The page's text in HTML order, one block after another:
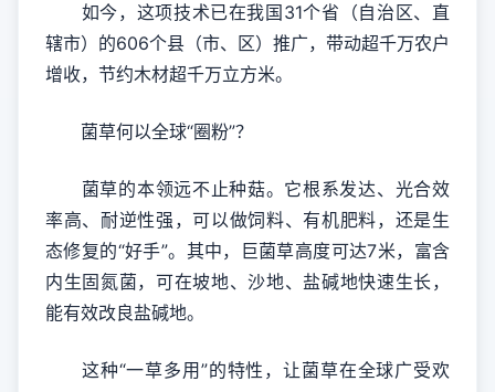
如今，这项技术已在我国31个省（自治区、直
辖市）的606个县（市、区）推广，带动超千万农户
增收，节约木材超千万立方米。
菌草何以全球“圈粉”？
菌草的本领远不止种菇。它根系发达、光合效
率高、耐逆性强，可以做饲料、有机肥料，还是生
态修复的“好手”。其中，巨菌草高度可达7米，富含
内生固氮菌，可在坡地、沙地、盐碱地快速生长，
能有效改良盐碱地。
这种“一草多用”的特性，让菌草在全球广受欢